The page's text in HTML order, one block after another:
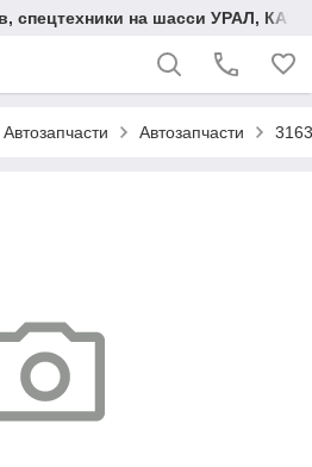
спецтехники на шасси УРАЛ,
Автозапчасти Автозапчасти